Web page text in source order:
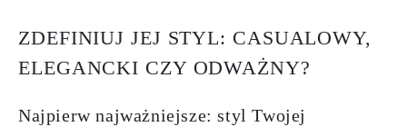
ZDEFINIUJ JEJ STYL: CASUALOWY,
ELEGANCKI CZY ODWAŻNY?
Najpierw najważniejsze: styl Twojej